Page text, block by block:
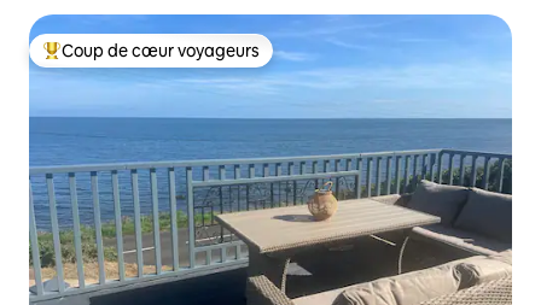
Coups de cœur voyageurs les plus appréciés
Coup de cœur voyageurs